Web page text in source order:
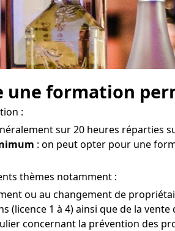
une formation
:
sur 20 heures réparties
: on peut opter pour une
thèmes notamment :
ou au changement de
1 à 4) ainsi que de la
concernant la prévention des